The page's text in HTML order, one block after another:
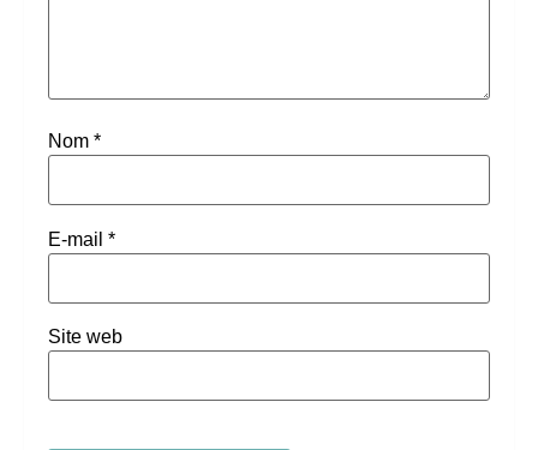
Nom *
E-mail *
Site web